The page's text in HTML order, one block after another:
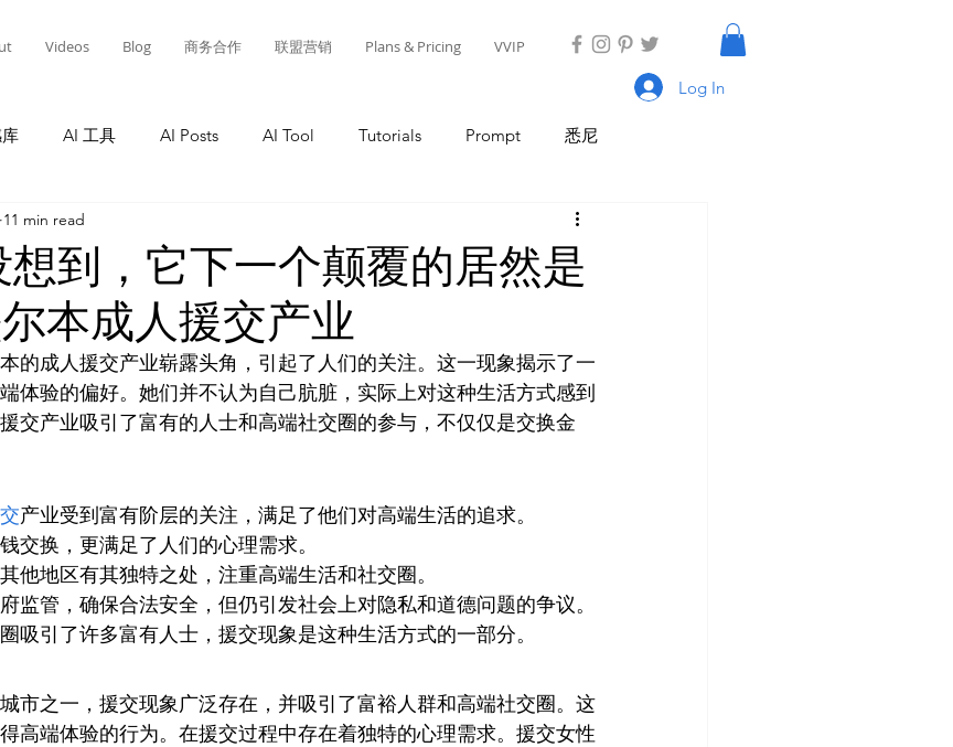
Videos Blog 商务合作 联盟营销 Plans & Pricing VVIP
Log In
AI 工具 AI Posts AI Tool Tutorials Prompt 悉尼
Tutorials
库 教程 AI 工具 AI 新闻 AI 工具
到，它下一个颠覆的居然是
本成人援交产业
11 min read
的成人援交产业崭露头角，引起了人们的关注。这一现象揭示了一
体验的偏好。她们并不认为自己肮脏，实际上对这种生活方式感到
交产业吸引了富有的人士和高端社交圈的参与，不仅仅是交换金
产业受到富有阶层的关注，满足了他们对高端生活的追求。
交换，更满足了人们的心理需求。
他地区有其独特之处，注重高端生活和社交圈。
监管，确保合法安全，但仍引发社会上对隐私和道德问题的争议。
吸引了许多富有人士，援交现象是这种生活方式的一部分。
市之一，援交现象广泛存在，并吸引了富裕人群和高端社交圈。这
高端体验的行为。在援交过程中存在着独特的心理需求。援交女性